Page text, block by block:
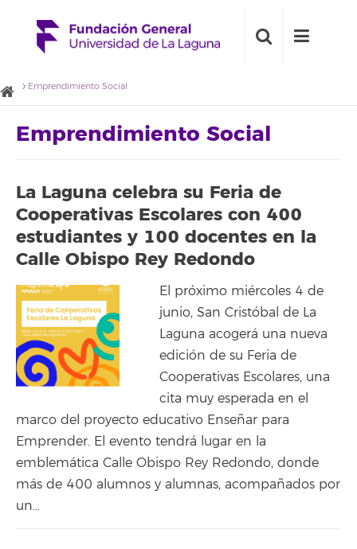
Emprendimiento Social
Emprendimiento Social
La Laguna celebra su Feria de
Cooperativas Escolares con 400
estudiantes y 100 docentes en la
Calle Obispo Rey Redondo
El próximo miércoles 4 de
junio, San Cristóbal de La
Laguna acogerá una nueva
edición de su Feria de
Cooperativas Escolares, una
cita muy esperada en el
marco del proyecto educativo Enseñar para
Emprender. El evento tendrá lugar en la
emblemática Calle Obispo Rey Redondo, donde
más de 400 alumnos y alumnas, acompañados por
un…